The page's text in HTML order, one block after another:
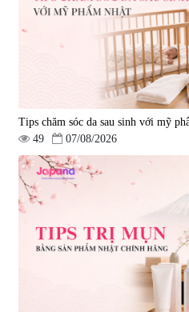
Tips chăm sóc da sau sinh với mỹ
49
07/08/2026